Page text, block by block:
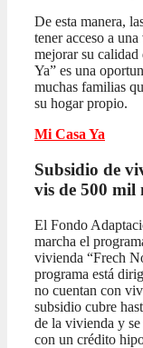
De esta manera,
tener acceso a
mejorar su
Ya” es una
muchas familias
su hogar propio.
Mi Casa Ya
Subsidio de
vis de 500 mil
El Fondo
marcha el
vivienda “Frech
programa está
no cuentan con
subsidio cubre
de la vivienda y
con un crédito